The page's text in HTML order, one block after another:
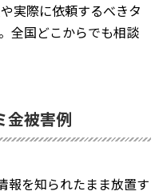
実際に依頼するべきタ
全国どこからでも相談
金被害例
報を知られたまま放置す